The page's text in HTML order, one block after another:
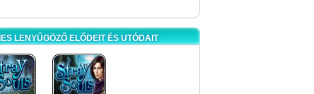
LENYŰGÖZŐ ELŐDEIT ÉS UTÓDAIT